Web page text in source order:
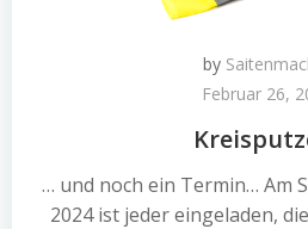
by
Februar 26,
… und noch ein Termin… Am
2024 ist jeder eingeladen,